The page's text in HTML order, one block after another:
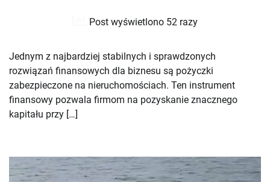
Post wyświetlono 52 razy
Jednym z najbardziej stabilnych i sprawdzonych
rozwiązań finansowych dla biznesu są pożyczki
zabezpieczone na nieruchomościach. Ten instrument
finansowy pozwala firmom na pozyskanie znacznego
kapitału przy […]